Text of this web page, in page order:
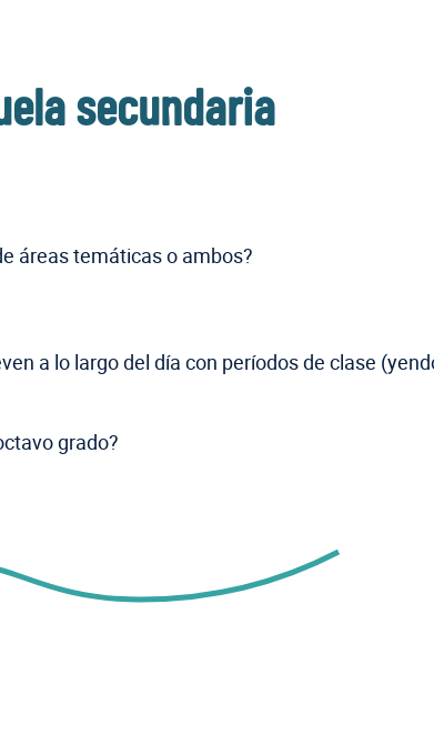
secundaria
áreas temáticas o ambos?
a lo largo del día con períodos de clase
grado?